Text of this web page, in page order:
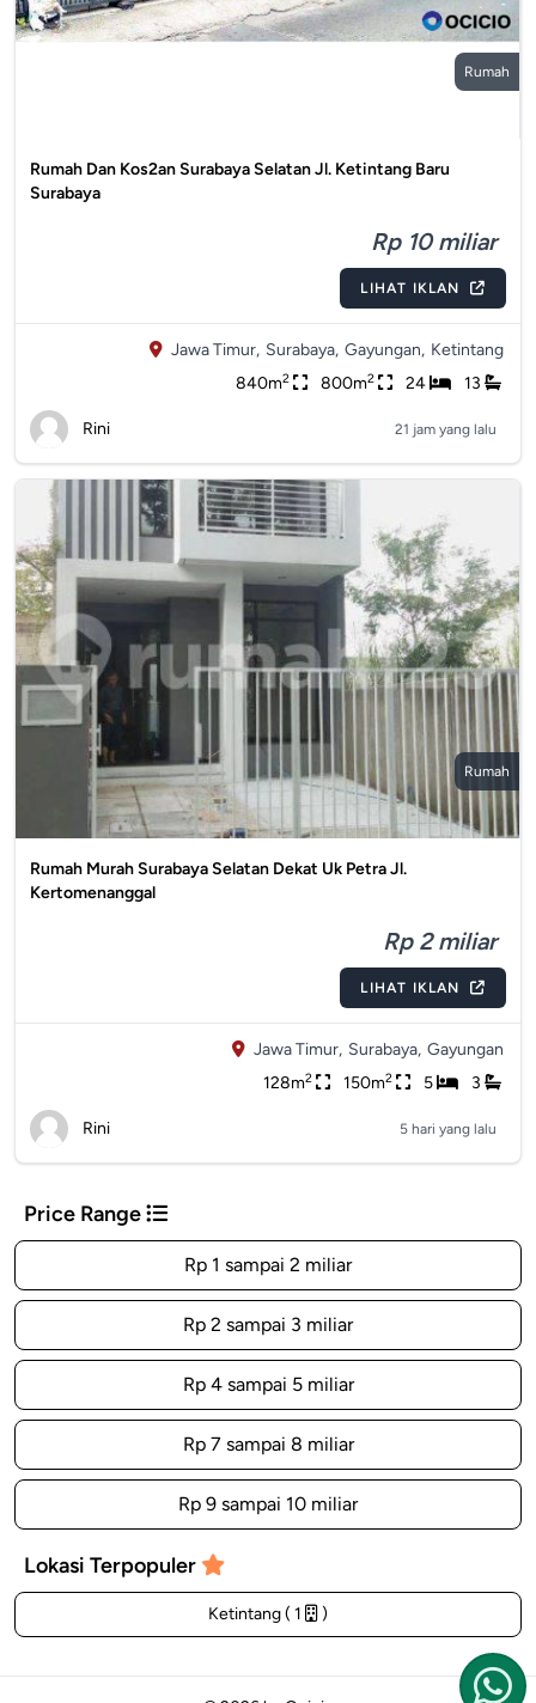
Rumah
Rumah Dan Kos2an Surabaya Selatan Jl. Ketintang Baru
Surabaya
Rp 10 miliar
LIHAT IKLAN
Jawa Timur, Surabaya, Gayungan, Ketintang
840m2 800m2 24 13
Rini 21 jam yang lalu
Rumah
Rumah Murah Surabaya Selatan Dekat Uk Petra Jl.
Kertomenanggal
Rp 2 miliar
LIHAT IKLAN
Jawa Timur, Surabaya, Gayungan
128m2 150m2 5 3
Rini 5 hari yang lalu
Price Range
Rp 1 sampai 2 miliar
Rp 2 sampai 3 miliar
Rp 4 sampai 5 miliar
Rp 7 sampai 8 miliar
Rp 9 sampai 10 miliar
Lokasi Terpopuler
Ketintang ( 1 )